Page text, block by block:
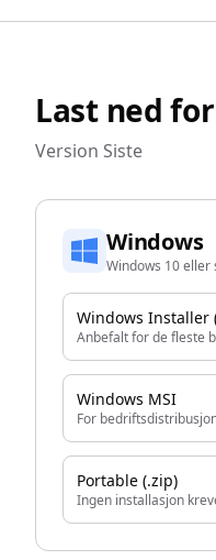
Last ned
Version Siste
Windows
Windows 10 eller
Windows Installer
Anbefalt for de fleste
Windows MSI
For
Portable (.zip)
Ingen installasjon